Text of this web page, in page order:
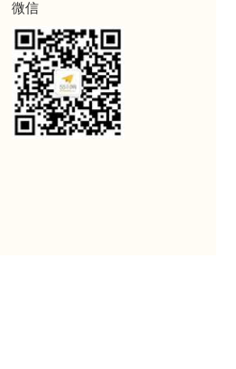
微信